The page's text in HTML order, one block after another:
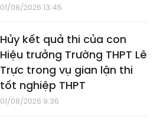
01/08/2026 13:45
Hủy kết quả thi của con
Hiệu trưởng Trường THPT Lê
Trực trong vụ gian lận thi
tốt nghiệp THPT
01/08/2026 9:36